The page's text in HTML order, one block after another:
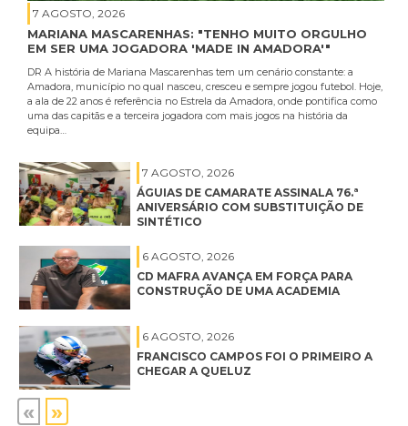
7 AGOSTO, 2026
MARIANA MASCARENHAS: "TENHO MUITO ORGULHO
EM SER UMA JOGADORA 'MADE IN AMADORA'"
DR A história de Mariana Mascarenhas tem um cenário constante: a
Amadora, município no qual nasceu, cresceu e sempre jogou futebol. Hoje,
a ala de 22 anos é referência no Estrela da Amadora, onde pontifica como
uma das capitãs e a terceira jogadora com mais jogos na história da
equipa…
7 AGOSTO, 2026
ÁGUIAS DE CAMARATE ASSINALA 76.ª
ANIVERSÁRIO COM SUBSTITUIÇÃO DE
SINTÉTICO
6 AGOSTO, 2026
CD MAFRA AVANÇA EM FORÇA PARA
CONSTRUÇÃO DE UMA ACADEMIA
6 AGOSTO, 2026
FRANCISCO CAMPOS FOI O PRIMEIRO A
CHEGAR A QUELUZ
« »